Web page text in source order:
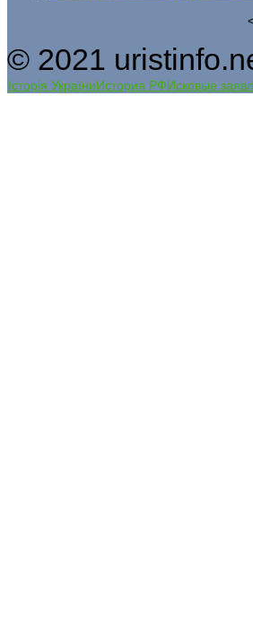
© 2021
Історія УкраїниИстория РФИсковые